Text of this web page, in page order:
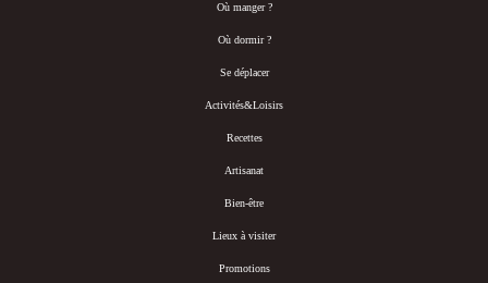
Où manger ?
Où dormir ?
Se déplacer
Activités&Loisirs
Recettes
Artisanat
Bien-être
Lieux à visiter
Promotions